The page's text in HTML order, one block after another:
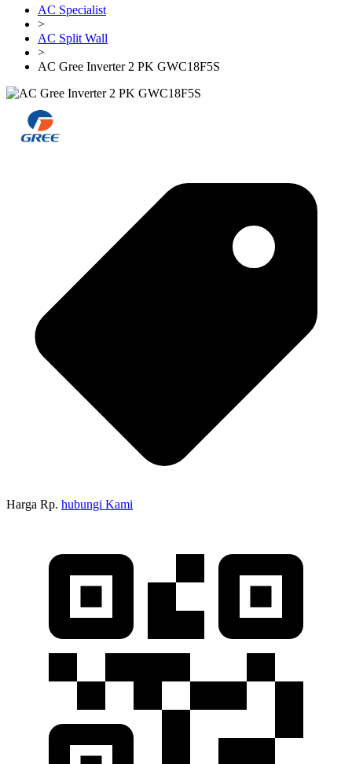
AC Specialist
>
AC Split Wall
>
AC Gree Inverter 2 PK GWC18F5S
Harga Rp. hubungi Kami